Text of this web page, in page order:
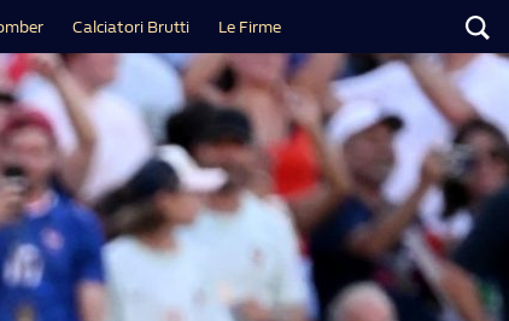
Calciatori Brutti Le Firme